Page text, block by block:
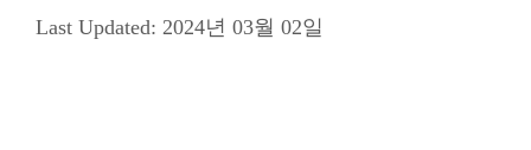
Last Updated: 2024년 03월 02일